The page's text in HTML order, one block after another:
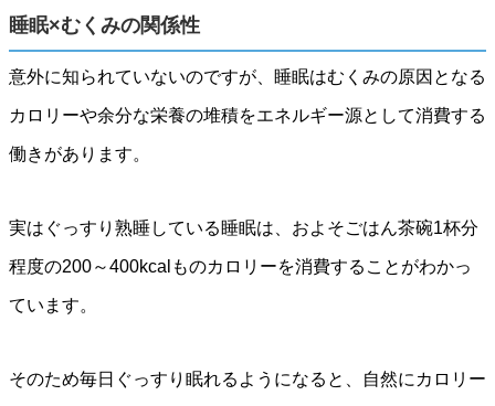
睡眠×むくみの関係性
意外に知られていないのですが、睡眠はむくみの原因となる
カロリーや余分な栄養の堆積をエネルギー源として消費する
働きがあります。
実はぐっすり熟睡している睡眠は、およそごはん茶碗1杯分
程度の200～400kcalものカロリーを消費することがわかっ
ています。
そのため毎日ぐっすり眠れるようになると、自然にカロリー